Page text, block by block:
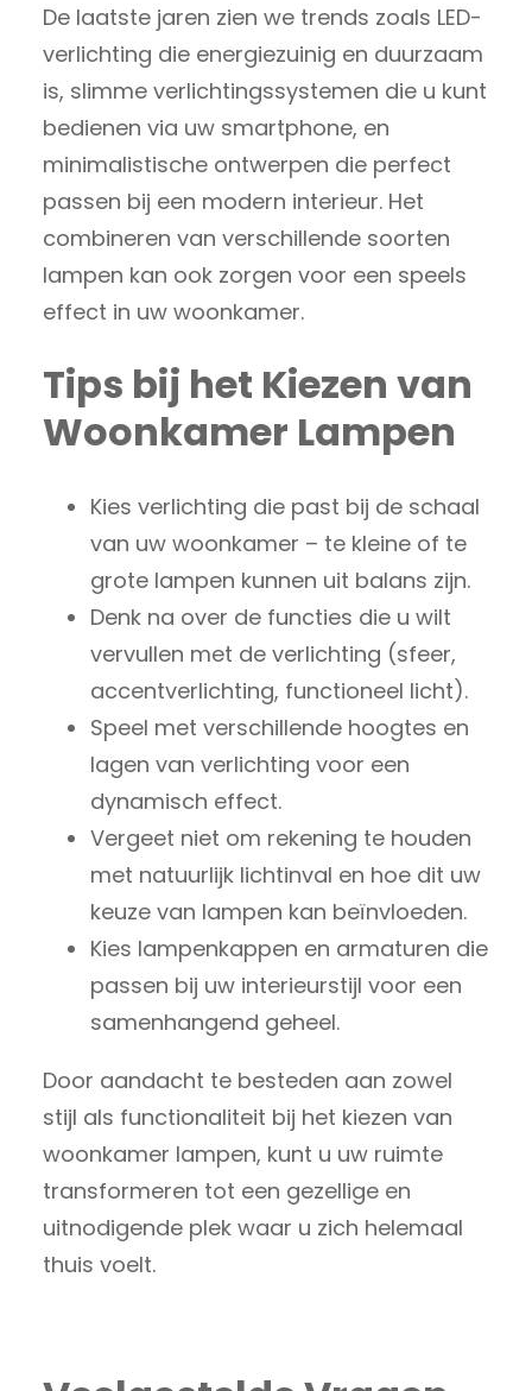
De laatste jaren zien we trends zoals LED-
verlichting die energiezuinig en duurzaam
is, slimme verlichtingssystemen die u kunt
bedienen via uw smartphone, en
minimalistische ontwerpen die perfect
passen bij een modern interieur. Het
combineren van verschillende soorten
lampen kan ook zorgen voor een speels
effect in uw woonkamer.
Tips bij het Kiezen van
Woonkamer Lampen
Kies verlichting die past bij de schaal
van uw woonkamer – te kleine of te
grote lampen kunnen uit balans zijn.
Denk na over de functies die u wilt
vervullen met de verlichting (sfeer,
accentverlichting, functioneel licht).
Speel met verschillende hoogtes en
lagen van verlichting voor een
dynamisch effect.
Vergeet niet om rekening te houden
met natuurlijk lichtinval en hoe dit uw
keuze van lampen kan beïnvloeden.
Kies lampenkappen en armaturen die
passen bij uw interieurstijl voor een
samenhangend geheel.
Door aandacht te besteden aan zowel
stijl als functionaliteit bij het kiezen van
woonkamer lampen, kunt u uw ruimte
transformeren tot een gezellige en
uitnodigende plek waar u zich helemaal
thuis voelt.